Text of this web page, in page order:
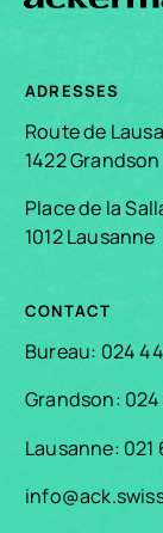
ADRESSES
Route de
1422 Grandson
Place de la
1012 Lausanne
CONTACT
Bureau: 024
Grandson: 024
Lausanne: 021